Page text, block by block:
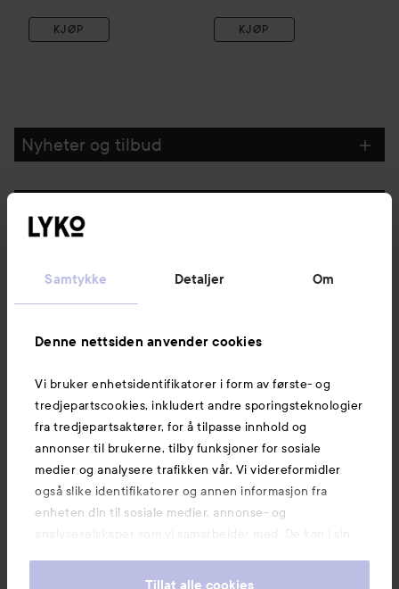
Samtykke Detaljer Om
Denne nettsiden anvender cookies
Vi bruker enhetsidentifikatorer i form av første- og
tredjepartscookies, inkludert andre sporingsteknologier
fra tredjepartsaktører, for å tilpasse innhold og
annonser til brukerne, tilby funksjoner for sosiale
medier og analysere trafikken vår. Vi videreformidler
også slike identifikatorer og annen informasjon fra
enheten din til sosiale medier, annonse- og
analyseselskaper som vi samarbeider med. De kan i sin
informasjon som du har oppgitt eller som de har samlet
Tillat alle cookies
KJØP KJØP
Nyheter og tilbud
Kundeservice
Informasjon
Også av interesse